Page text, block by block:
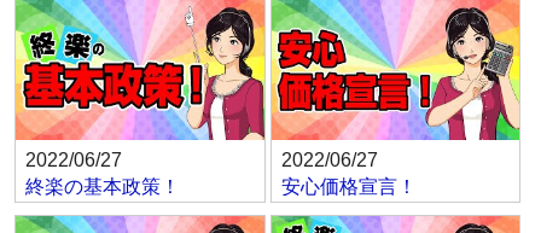
2022/06/27
終楽の基本政策！
2022/06/27
安心価格宣言！